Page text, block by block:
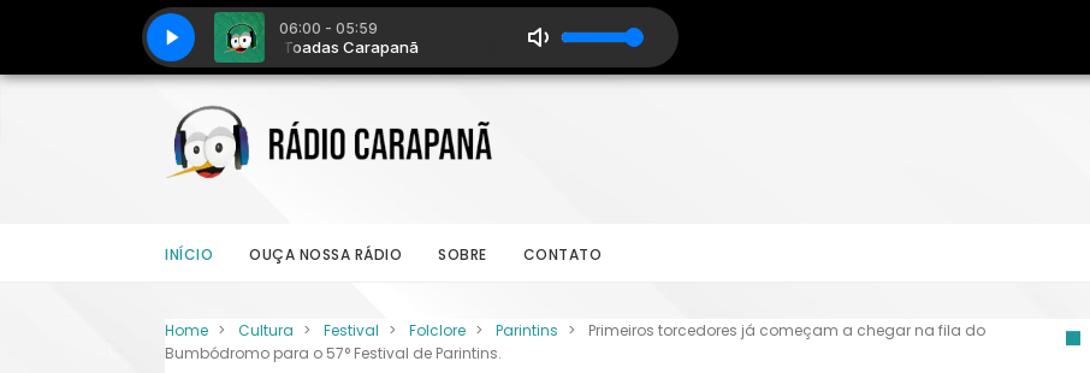
INÍCIO OUÇA NOSSA RÁDIO SOBRE CONTATO
Home > Cultura > Festival > Folclore > Parintins >
Primeiros torcedores já começam a chegar na fila do
Bumbódromo para o 57° Festival de Parintins.